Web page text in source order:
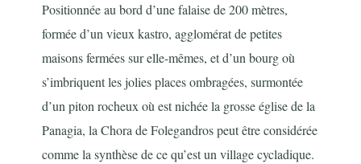
Positionnée au bord d’une falaise de 200 mètres,
formée d’un vieux kastro, agglomérat de petites
maisons fermées sur elle-mêmes, et d’un bourg où
s’imbriquent les jolies places ombragées, surmontée
d’un piton rocheux où est nichée la grosse église de la
Panagia, la Chora de Folegandros peut être considérée
comme la synthèse de ce qu’est un village cycladique.